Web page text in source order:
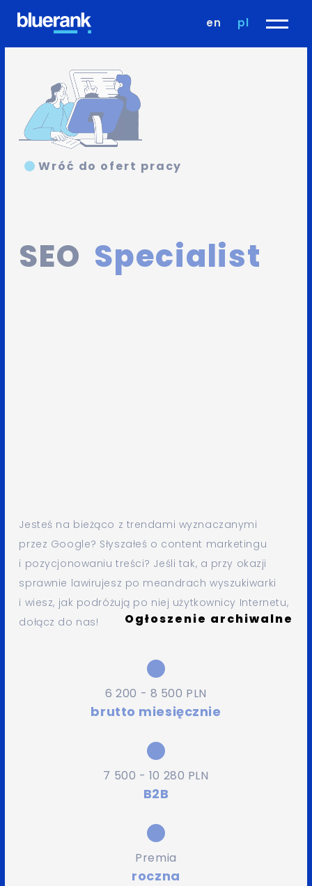
en pl
Ogłoszenie archiwalne
Wróć do ofert pracy
SEO Specialist
Jesteś na bieżąco z trendami wyznaczanymi
przez Google? Słyszałeś o content marketingu
i pozycjonowaniu treści? Jeśli tak, a przy okazji
sprawnie lawirujesz po meandrach wyszukiwarki
i wiesz, jak podróżują po niej użytkownicy Internetu,
dołącz do nas!
6 200 - 8 500 PLN
brutto miesięcznie
7 500 - 10 280 PLN
B2B
Premia
roczna